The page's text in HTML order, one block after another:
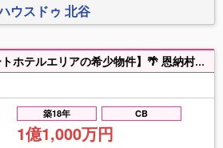
ウスドゥ 北谷
🌴【58号線沿い・リゾートホテルエリアの希少物件】🌴 恩納村冨着エリアに位置し、徒歩圏内にビーチがあるリゾート感あふれる立地です🏖️周辺には人気リゾートホテルが立ち並び、観光・宿泊需要も期待できる注目エリア✨58号線沿いのためアクセスも良好！詳細はお気軽にお問い合わせください📩
築18年 CB
1億1,000万円